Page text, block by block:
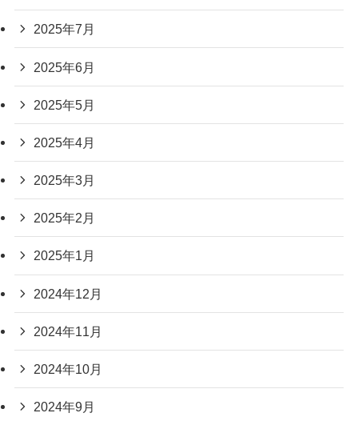
2025年7月
2025年6月
2025年5月
2025年4月
2025年3月
2025年2月
2025年1月
2024年12月
2024年11月
2024年10月
2024年9月